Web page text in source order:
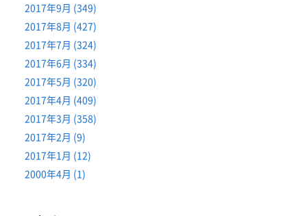
2017年9月 (349)
2017年8月 (427)
2017年7月 (324)
2017年6月 (334)
2017年5月 (320)
2017年4月 (409)
2017年3月 (358)
2017年2月 (9)
2017年1月 (12)
2000年4月 (1)